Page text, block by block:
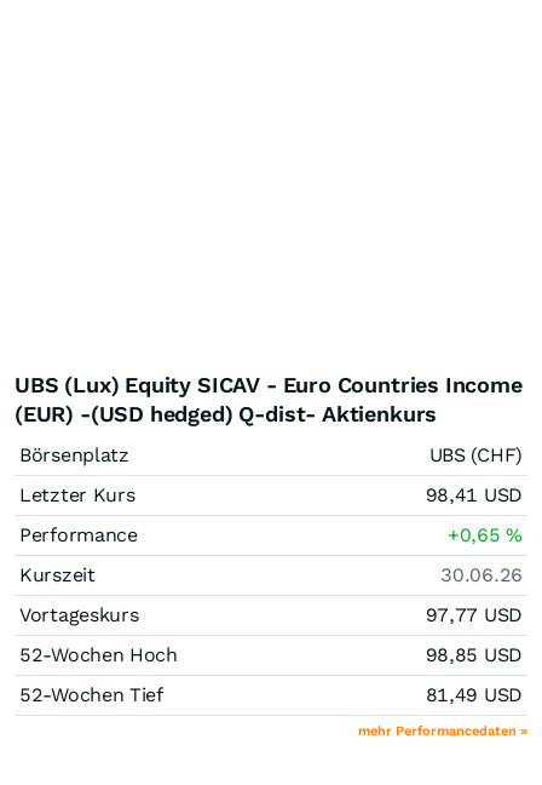
UBS (Lux) Equity SICAV - Euro Countries Income
(EUR) -(USD hedged) Q-dist- Aktienkurs
Börsenplatz
UBS (CHF)
Letzter Kurs
98,41 USD
Performance
+0,65%
Kurszeit
30.06.26
Vortageskurs
97,77 USD
52-Wochen Hoch
98,85 USD
52-Wochen Tief
81,49 USD
mehr Performancedaten »